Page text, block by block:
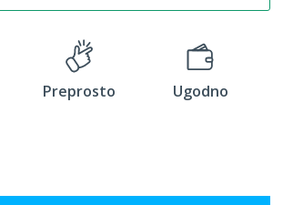
Preprosto Ugodno